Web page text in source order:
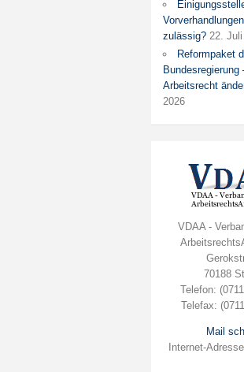
zulässig? 22.
Reformpaket
Arbeitsrecht
2026
VDAA -
70188
Telefon:
Telefax:
Mail
Internet-